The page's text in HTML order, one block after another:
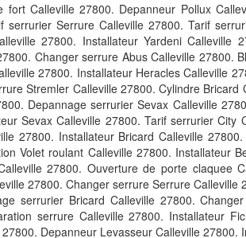
Calleville 27800. Depanneur Pollux
Serrure Calleville 27800. Tarif
27800. Installateur Yardeni Calleville
Changer serrure Abus Calleville 27800.
27800. Installateur Heracles Calleville
Stremler Calleville 27800. Cylindre
Depannage serrurier Sevax Calleville
Sevax Calleville 27800. Tarif serrurier
27800. Installateur Bricard Calleville
Volet roulant Calleville 27800. Installateur
27800. Ouverture de porte claquee
27800. Changer serrure Serrure
serrurier Bricard Calleville 27800.
serrure Calleville 27800. Installateur
Depanneur Levasseur Calleville